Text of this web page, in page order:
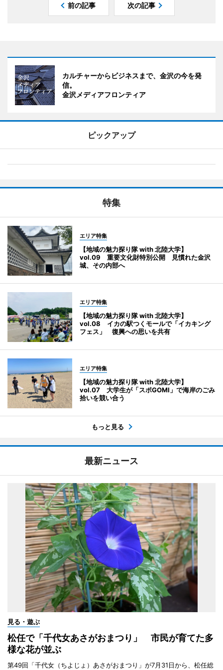
前の記事 次の記事
カルチャーからビジネスまで、金沢の今を発
信。
金沢メディアフロンティア
ピックアップ
特集
エリア特集
【地域の魅力探り隊 with 北陸大学】
vol.09 重要文化財特別公開 見慣れた金沢
城、その内部へ
エリア特集
【地域の魅力探り隊 with 北陸大学】
vol.08 イカの駅つくモールで「イカキング
フェス」 復興への思いを共有
エリア特集
【地域の魅力探り隊 with 北陸大学】
vol.07 大学生が「スポGOMI」で海岸のごみ
拾いを競い合う
もっと見る
最新ニュース
見る・遊ぶ
松任で「千代女あさがおまつり」 市民が育てた多
様な花が並ぶ
第49回「千代女（ちよじょ）あさがおまつり」が7月31日から、松任総